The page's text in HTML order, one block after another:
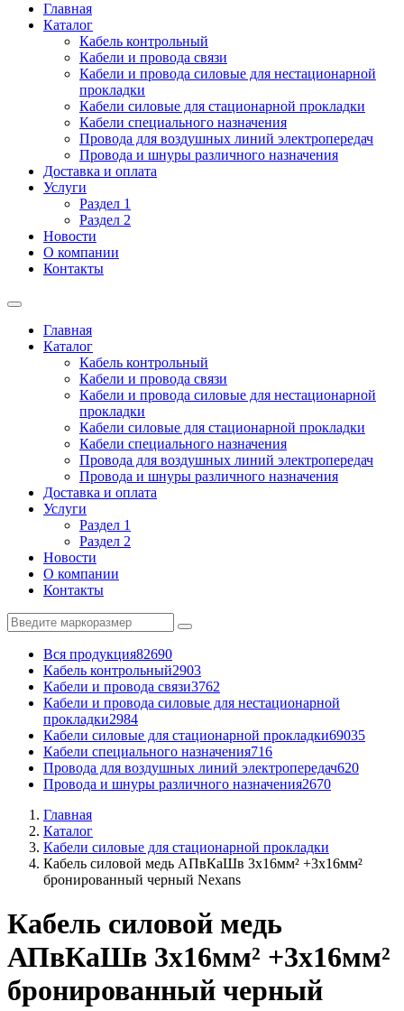
Главная
Каталог
Кабель контрольный
Кабели и провода связи
Кабели и провода силовые для нестационарной
прокладки
Кабели силовые для стационарной прокладки
Кабели специального назначения
Провода для воздушных линий электропередач
Провода и шнуры различного назначения
Доставка и оплата
Услуги
Раздел 1
Раздел 2
Новости
О компании
Контакты
Главная
Каталог
Кабель контрольный
Кабели и провода связи
Кабели и провода силовые для нестационарной
прокладки
Кабели силовые для стационарной прокладки
Кабели специального назначения
Провода для воздушных линий электропередач
Провода и шнуры различного назначения
Доставка и оплата
Услуги
Раздел 1
Раздел 2
Новости
О компании
Контакты
Вся продукция82690
Кабель контрольный2903
Кабели и провода связи3762
Кабели и провода силовые для нестационарной
прокладки2984
Кабели силовые для стационарной прокладки69035
Кабели специального назначения716
Провода для воздушных линий электропередач620
Провода и шнуры различного назначения2670
Главная
Каталог
Кабели силовые для стационарной прокладки
Кабель силовой медь АПвКаШв 3x16мм² +3x16мм²
бронированный черный Nexans
Кабель силовой медь
АПвКаШв 3x16мм² +3x16мм²
бронированный черный